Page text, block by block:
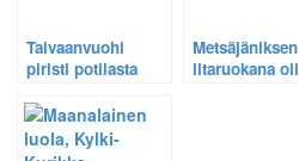
Taivaanvuohi
piristi potilasta
Metsäjäniksen
iltaruokana oli